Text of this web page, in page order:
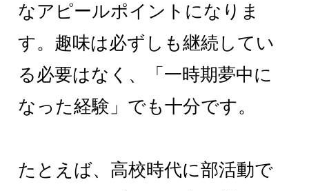
なアピールポイントになりま
す。趣味は必ずしも継続してい
る必要はなく、「一時期夢中に
なった経験」でも十分です。
たとえば、高校時代に部活動で